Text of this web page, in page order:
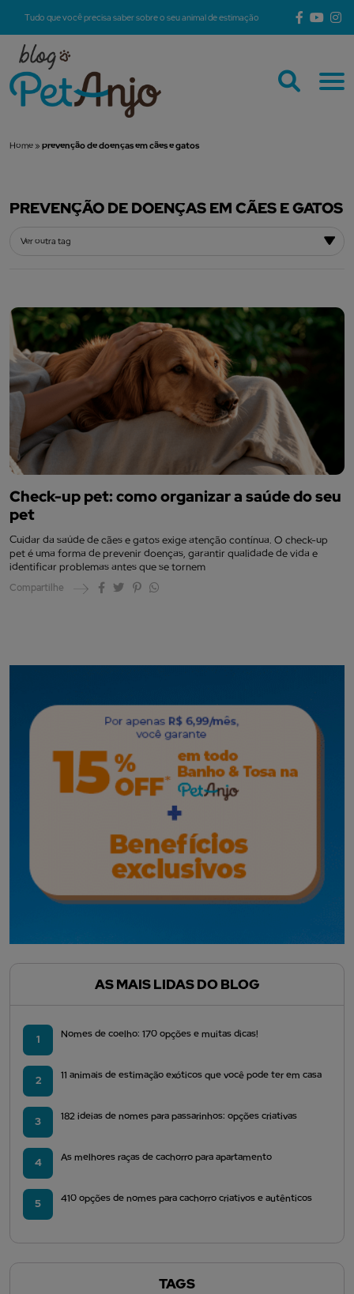
Tudo que você precisa saber sobre o seu animal de estimação
Home » prevenção de doenças em cães e gatos
PREVENÇÃO DE DOENÇAS EM CÃES E GATOS
Check-up pet: como organizar a saúde do seu
pet
Cuidar da saúde de cães e gatos exige atenção contínua. O check-up
pet é uma forma de prevenir doenças, garantir qualidade de vida e
identificar problemas antes que se tornem
Compartilhe
AS MAIS LIDAS DO BLOG
1 Nomes de coelho: 170 opções e muitas dicas!
2 11 animais de estimação exóticos que você pode ter em casa
3 182 ideias de nomes para passarinhos: opções criativas
4 As melhores raças de cachorro para apartamento
5 410 opções de nomes para cachorro criativos e autênticos
TAGS